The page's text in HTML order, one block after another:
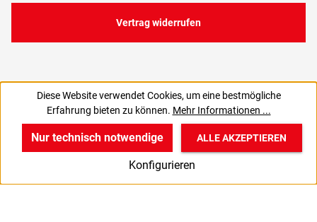
25,70 €
Vertrag widerrufen
Diese Website verwendet Cookies, um eine bestmögliche
Erfahrung bieten zu können. Mehr Informationen ...
Nur technisch notwendige
Konfigurieren
ALLE AKZEPTIEREN
v
Produkte
B